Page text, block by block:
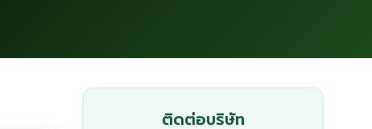
ติดต่อบริษัท